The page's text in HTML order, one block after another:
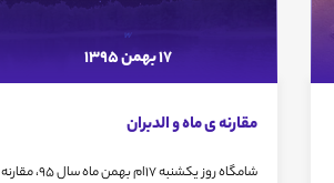
17 بهمن 1395
مقارنه ی ماه و الدبران
شامگاه روز یکشنبه 17ام بهمن ماه سال 95، مقارنه